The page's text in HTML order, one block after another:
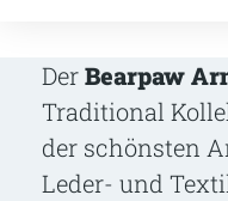
DerBearpaw
Traditional
der schönsten
Leder- und